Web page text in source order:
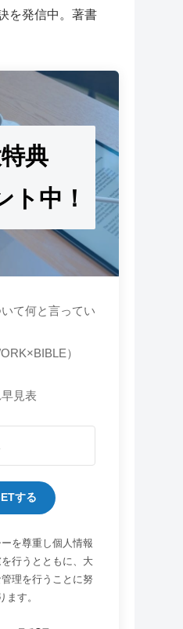
を発信中。著書
典
ト中！
て何と言ってい
）
見表
する
を尊重し個人情報
行うとともに、大
理を行うことに努
ます。